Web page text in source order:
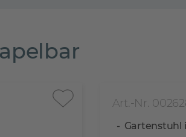
Art.-Nr.
Gartenstuhl